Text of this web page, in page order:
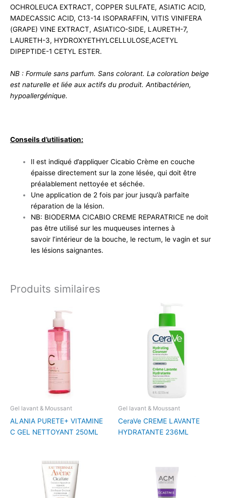
OCHROLEUCA EXTRACT, COPPER SULFATE, ASIATIC ACID,
MADECASSIC ACID, C13-14 ISOPARAFFIN, VITIS VINIFERA
(GRAPE) VINE EXTRACT, ASIATICO-SIDE, LAURETH-7,
LAURETH-3, HYDROXYETHYLCELLULOSE,ACETYL
DIPEPTIDE-1 CETYL ESTER.
NB : Formule sans parfum. Sans colorant. La coloration beige
est naturelle et liée aux actifs du produit. Antibactérien,
hypoallergénique.
Conseils d’utilisation:
Il est indiqué d’appliquer Cicabio Crème en couche
épaisse directement sur la zone lésée, qui doit être
préalablement nettoyée et séchée.
Une application de 2 fois par jour jusqu’à parfaite
réparation de la lésion.
NB: BIODERMA CICABIO CREME REPARATRICE ne doit
pas être utilisé sur les muqueuses internes à
savoir l’intérieur de la bouche, le rectum, le vagin et sur
les lésions saignantes.
Produits similaires
Gel lavant & Moussant
ALANIA PURETE+ VITAMINE
C GEL NETTOYANT 250ML
Gel lavant & Moussant
CeraVe CREME LAVANTE
HYDRATANTE 236ML